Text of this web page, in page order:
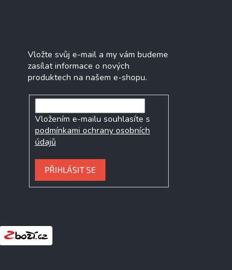
Vložte svůj e-mail a my vám budeme
zasílat informace o nových
produktech na našem e-shopu.
Vložením e-mailu souhlasíte s
podmínkami ochrany osobních
údajů
PŘIHLÁSIT SE